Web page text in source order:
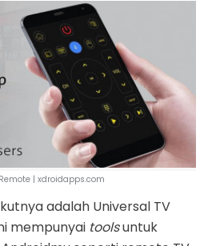
| xdroidapps.com
adalah Universal TV
mempunyai toolsuntuk